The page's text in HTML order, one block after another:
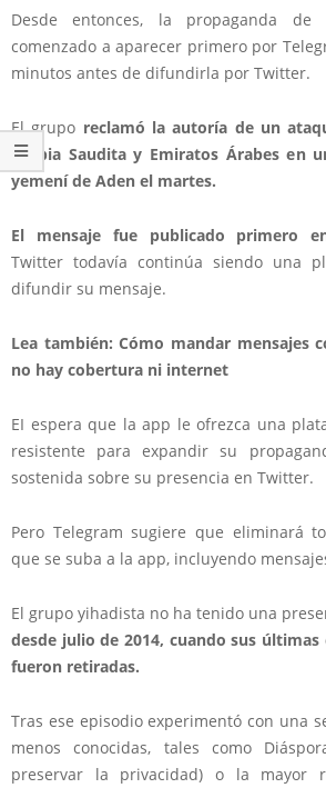
Desde entonces, la propaganda de
comenzado a aparecer primero por
minutos antes de difundirla por Twitter.
El grupo reclamó la autoría de un
Arabia Saudita y Emiratos Árabes en
yemení de Aden el martes.
El mensaje fue publicado primero
Twitter todavía continúa siendo una
difundir su mensaje.
Lea también: Cómo mandar mensajes
no hay cobertura ni internet
EI espera que la app le ofrezca una
resistente para expandir su
sostenida sobre su presencia en Twitter.
Pero Telegram sugiere que eliminará
que se suba a la app, incluyendo
El grupo yihadista no ha tenido una
desde julio de 2014, cuando sus
fueron retiradas.
Tras ese episodio experimentó con una
menos conocidas, tales como
preservar la privacidad) o la mayor